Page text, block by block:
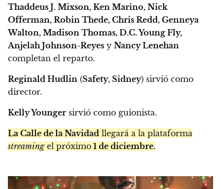
Thaddeus J. Mixson, Ken Marino, Nick
Offerman, Robin Thede, Chris Redd, Genneya
Walton, Madison Thomas, D.C. Young Fly,
Anjelah Johnson-Reyes y Nancy Lenehan
completan el reparto.
Reginald Hudlin (Safety, Sidney) sirvió como
director.
Kelly Younger sirvió como guionista.
La Calle de la Navidad llegará a la plataforma
streamingel próximo 1 de diciembre.